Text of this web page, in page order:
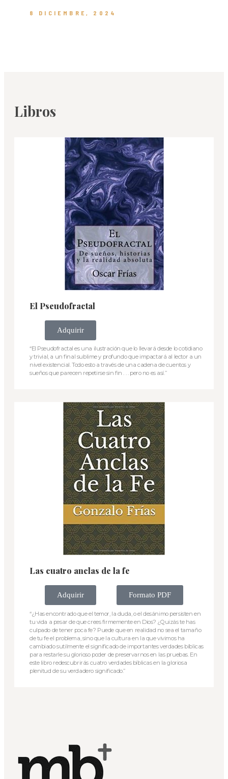
8 DICIEMBRE, 2024
Libros
El Pseudofractal
Adquirir
“El Pseudofractal es una ilustración que lo llevará desde lo cotidiano
y trivial, a un final sublime y profundo que impactará al lector a un
nivel existencial. Todo esto a través de una cadena de cuentos y
sueños que parecen repetirse sin fin . . . pero no es así.”
Las cuatro anclas de la fe
Adquirir Formato PDF
“¿Has encontrado que el temor, la duda, o el desánimo persisten en
tu vida a pesar de que crees firmemente en Dios? ¿Quizás te has
culpado de tener poca fe? Puede que en realidad no sea el tamaño
de tu fe el problema, sino que la cultura en la que vivimos ha
cambiado sutilmente el significado de importantes verdades bíblicas
para restarle su glorioso poder de preservarnos en las pruebas. En
este libro redescubrirás cuatro verdades bíblicas en la gloriosa
plenitud de su verdadero significado.”